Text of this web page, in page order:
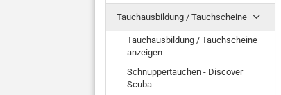
Tauchausbildung / Tauchscheine
Tauchausbildung / Tauchscheine
anzeigen
Schnuppertauchen - Discover
Scuba